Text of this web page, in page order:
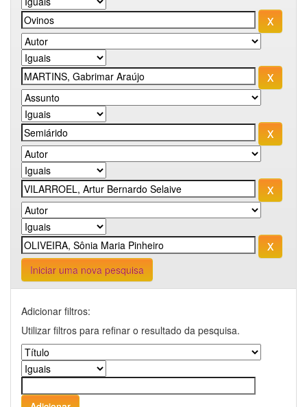
Iniciar uma nova pesquisa
Adicionar filtros:
Utilizar filtros para refinar o resultado da pesquisa.